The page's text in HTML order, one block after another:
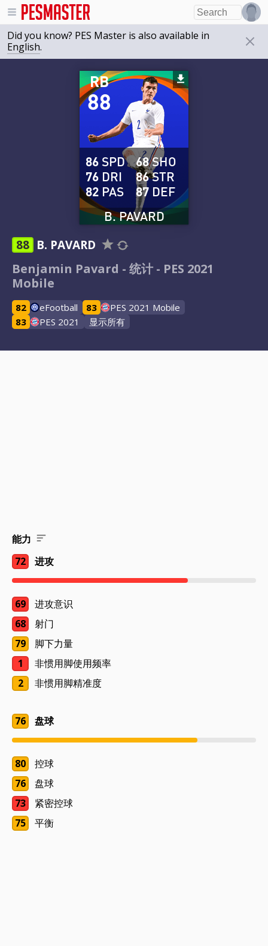
Did you know? PES Master is also available in
English.
88
RB
B. PAVARD
86 SPD
76 DRI
82 PAS
68SHO
86STR
87 DEF
88 B. PAVARD
Benjamin Pavard - 统计 - PES 2021
Mobile
82 eFootball 83
PES 2021 Mobile
83
PES 2021 显示所有
能力
72
进攻
69
进攻意识
68
射门
79
脚下力量
1
非惯用脚使用频率
2
非惯用脚精准度
76 盘球
80
控球
76
盘球
73
紧密控球
75
平衡